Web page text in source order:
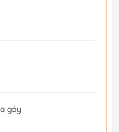
gáy